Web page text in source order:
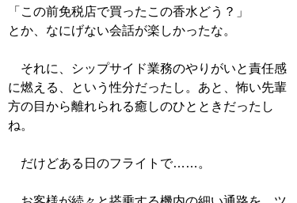
「この前免税店で買ったこの香水どう？」
とか、なにげない会話が楽しかったな。
それに、シップサイド業務のやりがいと責任感
に燃える、という性分だったし。あと、怖い先輩
方の目から離れられる癒しのひとときだったし
ね。
だけどある日のフライトで……。